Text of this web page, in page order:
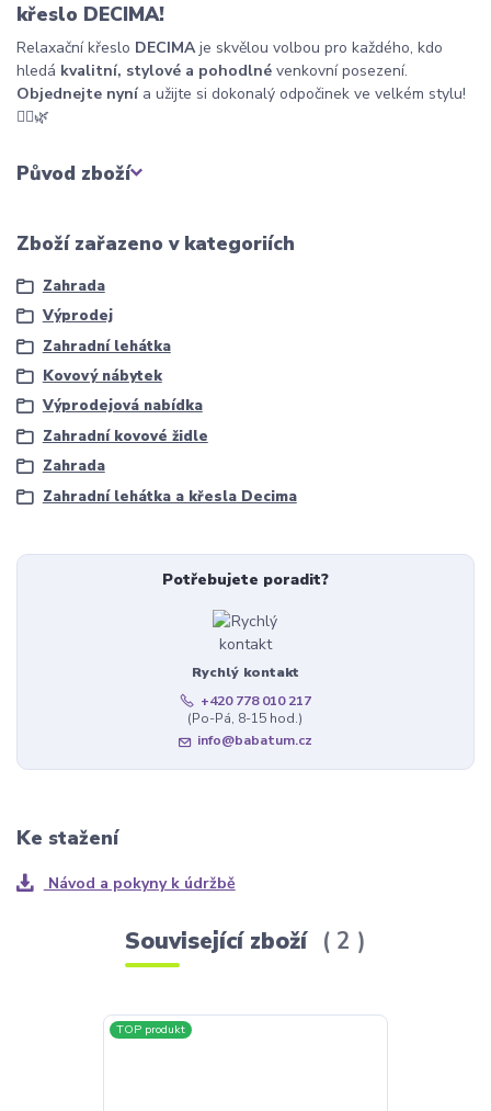
křeslo DECIMA!
Relaxační křeslo DECIMAje skvělou volbou pro každého, kdo
hledá kvalitní, stylové a pohodlné venkovní posezení.
Objednejte nynía užijte si dokonalý odpočinek ve velkém stylu!
💆‍♂️🌿
Původ zboží
Zboží zařazeno v kategoriích
Zahrada
Výprodej
Zahradní lehátka
Kovový nábytek
Výprodejová nabídka
Zahradní kovové židle
Zahrada
Zahradní lehátka a křesla Decima
Potřebujete poradit?
Rychlý kontakt
+420 778 010 217
(Po-Pá, 8-15 hod.)
info@babatum.cz
Ke stažení
Návod a pokyny k údržbě
Související zboží 2
TOP produkt